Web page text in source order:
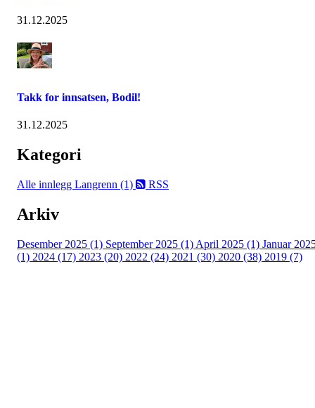
31.12.2025
Takk for innsatsen, Bodil!
31.12.2025
Kategori
Alle innlegg Langrenn (1) RSS
Arkiv
Desember 2025 (1) September 2025 (1) April 2025 (1) Januar
(1) 2024 (17) 2023 (20) 2022 (24) 2021 (30) 2020 (38) 2019 (7)